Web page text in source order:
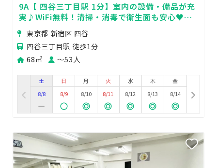
9A【 四谷三丁目駅 1分】室内の設備・備品が充
実♪WiFi無料！清掃・消毒で衛生面も安心♥便
利な駅近
東京都 新宿区 四谷
四谷三丁目駅 徒歩1分
68㎡
〜53人
土
8/8
日
8/9
月
8/10
火
8/11
水
8/12
木
8/13
金
8/14